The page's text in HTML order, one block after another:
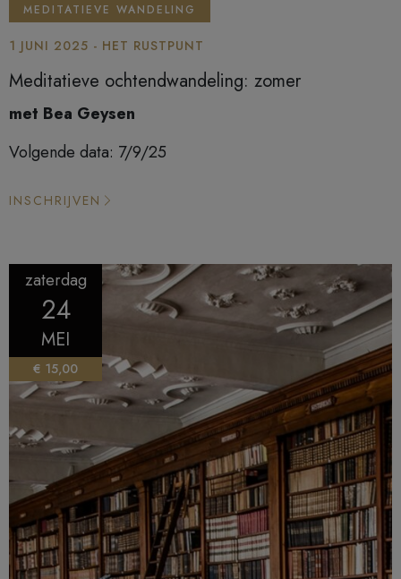
MEDITATIEVE WANDELING
1 JUNI 2025 - HET RUSTPUNT
Meditatieve ochtendwandeling: zomer
met Bea Geysen
Volgende data: 7/9/25
INSCHRIJVEN
zaterdag
24
MEI
€ 15,00